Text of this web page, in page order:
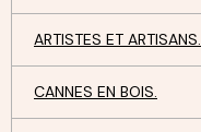
ARTISTES ET ARTISANS.
CANNES EN BOIS.